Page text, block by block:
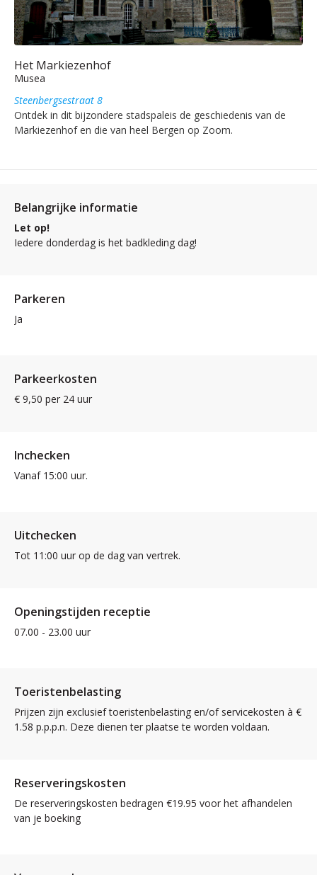
Het Markiezenhof
Musea
Steenbergsestraat 8
Ontdek in dit bijzondere stadspaleis de geschiedenis van de
Markiezenhof en die van heel Bergen op Zoom.
Belangrijke informatie
Let op!
Iedere donderdag is het badkleding dag!
Parkeren
Ja
Parkeerkosten
€ 9,50 per 24 uur
Inchecken
Vanaf 15:00 uur.
Uitchecken
Tot 11:00 uur op de dag van vertrek.
Openingstijden receptie
07.00 - 23.00 uur
Toeristenbelasting
Prijzen zijn exclusief toeristenbelasting en/of servicekosten à €
1.58 p.p.p.n. Deze dienen ter plaatse te worden voldaan.
Reserveringskosten
De reserveringskosten bedragen €19.95 voor het afhandelen
van je boeking